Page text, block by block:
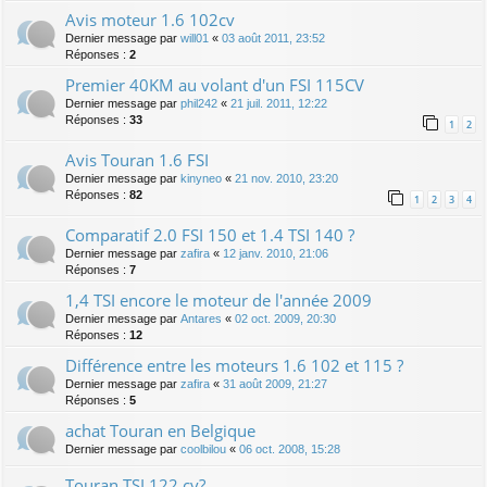
Avis moteur 1.6 102cv
Dernier message par will01 « 03 août 2011, 23:52
Réponses : 2
Premier 40KM au volant d'un FSI 115CV
Dernier message par phil242 « 21 juil. 2011, 12:22
Réponses : 33 1 2
Avis Touran 1.6 FSI
Dernier message par kinyneo « 21 nov. 2010, 23:20
Réponses : 82 1 2 3 4
Comparatif 2.0 FSI 150 et 1.4 TSI 140 ?
Dernier message par zafira « 12 janv. 2010, 21:06
Réponses : 7
1,4 TSI encore le moteur de l'année 2009
Dernier message par Antares « 02 oct. 2009, 20:30
Réponses : 12
Différence entre les moteurs 1.6 102 et 115 ?
Dernier message par zafira « 31 août 2009, 21:27
Réponses : 5
achat Touran en Belgique
Dernier message par coolbilou « 06 oct. 2008, 15:28